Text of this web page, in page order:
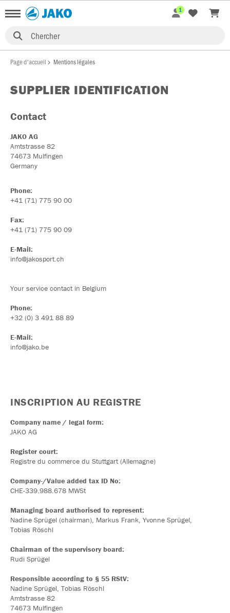
Chercher
1
Page d'accueil Mentions légales
SUPPLIER IDENTIFICATION
Contact
JAKO AG
Amtstrasse 82
74673 Mulfingen
Germany
Phone:
+41 (71) 775 90 00
Fax:
+41 (71) 775 90 09
E-Mail:
info@jakosport.ch
Your service contact in Belgium
Phone:
+32 (0) 3 491 88 89
E-Mail:
info@jako.be
INSCRIPTION AU REGISTRE
Company name / legal form:
JAKO AG
Register court:
Registre du commerce du Stuttgart (Allemagne)
Company-/Value added tax ID No:
CHE-339.988.678 MWSt
Managing board authorised to represent:
Nadine Sprügel (chairman), Markus Frank, Yvonne Sprügel,
Tobias Röschl
Chairman of the supervisory board:
Rudi Sprügel
Responsible according to § 55 RStV:
Nadine Sprügel, Tobias Röschl
Amtstrasse 82
74673 Mulfingen